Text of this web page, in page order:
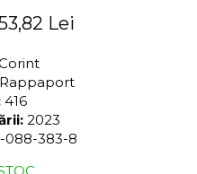
Lei
416
2023
088-383-8